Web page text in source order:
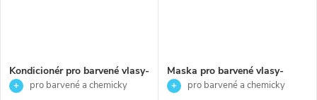
Kondicionér pro barvené vlasy-
EKSPERIENCE-Color
pro barvené a chemicky
Maska pro barvené vlasy-
EKSPERIENCE-Color
pro barvené a chemicky